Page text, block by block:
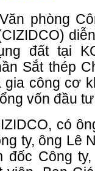
phòng
đất tại
Sắt thép
công cơ
vốn đầu
có
ty, ông Lê
đốc Công